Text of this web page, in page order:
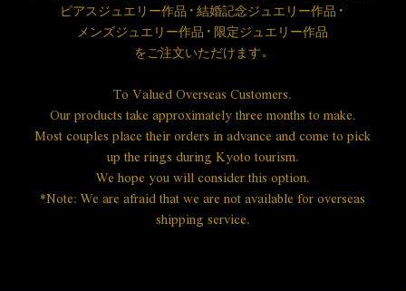
ピアスジュエリー作品・結婚記念ジュエリー作品・
メンズジュエリー作品・限定ジュエリー作品
をご注文いただけます。
To Valued Overseas Customers.
Our products take approximately three months to make.
Most couples place their orders in advance and come to pick
up the rings during Kyoto tourism.
We hope you will consider this option.
*Note: We are afraid that we are not available for overseas
shipping service.